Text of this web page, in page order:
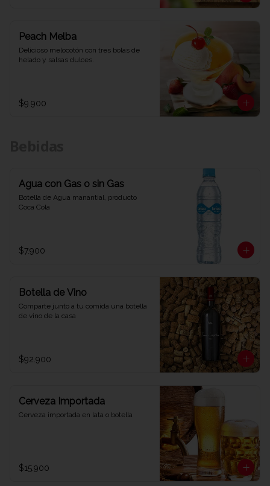
Peach Melba
Delicioso melocotón con tres bolas de
helado y salsas dulces.
$9.900
Agua con Gas o sin Gas
Botella de Agua manantial, producto
Coca Cola
$7.900
Botella de Vino
Comparte junto a tu comida una botella
de vino de la casa
$92.900
Cerveza Importada
Cerveza importada en lata o botella
$15.900